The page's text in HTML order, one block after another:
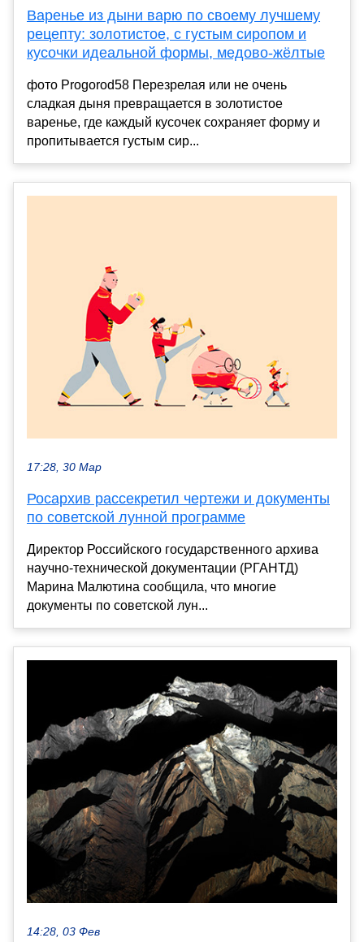
Варенье из дыни варю по своему лучшему
рецепту: золотистое, с густым сиропом и
кусочки идеальной формы, медово-жёлтые
фото Progorod58 Перезрелая или не очень
сладкая дыня превращается в золотистое
варенье, где каждый кусочек сохраняет форму и
пропитывается густым сир...
17:28, 30 Мар
Росархив рассекретил чертежи и документы
по советской лунной программе
Директор Российского государственного архива
научно-технической документации (РГАНТД)
Марина Малютина сообщила, что многие
документы по советской лун...
14:28, 03 Фев